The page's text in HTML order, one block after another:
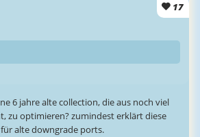
17
6 jahre alte collection, die aus noch viel
zu optimieren? zumindest erklärt diese
alte downgrade ports.